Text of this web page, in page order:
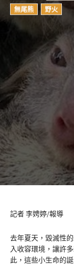
無尾熊
野火
記者 李娉婷/報導
去年夏天，毀滅性
入收容環境，讓許
此，這些小生命的